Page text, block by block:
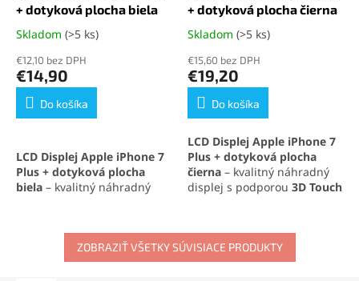
+ dotyková plocha biela
Priemerné
produktu
je
5,0
Skladom (>5 ks)
€12,10 bez DPH
€14,90
Do košíka
LCD Displej Apple iPhone 7
Plus + dotyková plocha
biela – kvalitný náhradný
zabezpečuje výborné
zobrazenie a citlivosť dotyku.
Ideálne riešenie pre
+ dotyková plocha čierna
Priemerné
produktu
je
5,0
hviezdičiek.
Skladom (>5 ks)
€15,60 bez DPH
€19,20
Do košíka
LCD Displej Apple iPhone 7
Plus + dotyková plocha
čierna – kvalitný náhradný
displej s podporou 3D Touch
zobrazenie a citlivosť dotyku.
Ideálne riešenie
prevýmenu displeja iPhone
ZOBRAZIŤ VŠETKY SÚVISIACE PRODUKTY